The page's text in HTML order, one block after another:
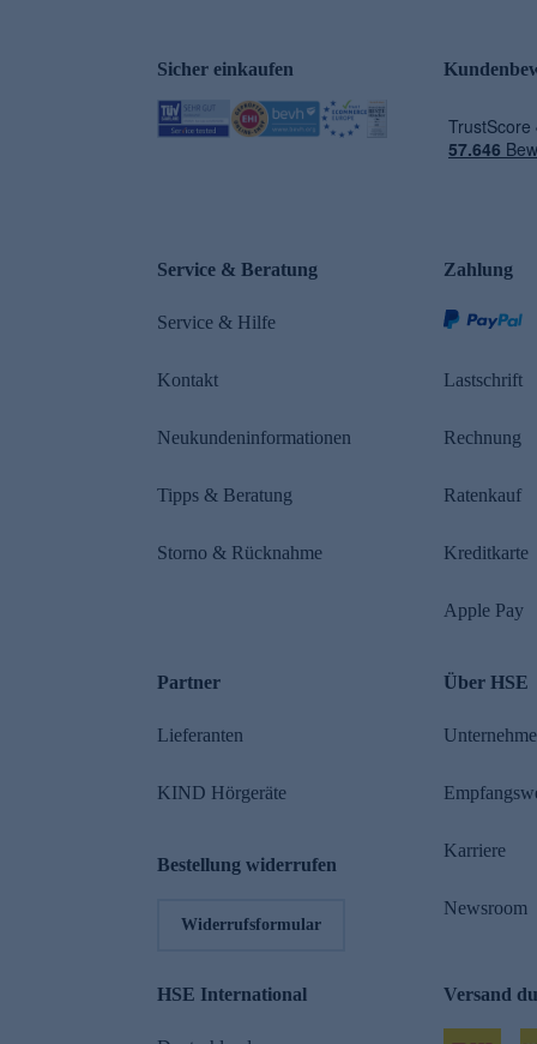
Sicher einkaufen
Service & Beratung
Service & Hilfe
Kontakt
Neukundeninformationen
Tipps & Beratung
Storno & Rücknahme
Zahlung
Lastschrift
Rechnung
Ratenkauf
Kreditkarte
Apple Pay
Partner
Lieferanten
KIND Hörgeräte
Bestellung widerrufen
Widerrufsformular
Über HSE
Karriere
Newsroom
HSE International Versand